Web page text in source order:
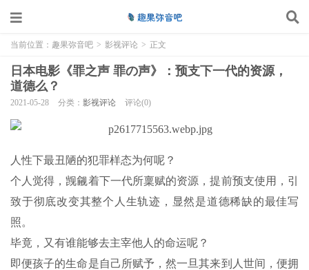
当前位置： 趣果弥音吧 > 影视评论 > 正文
日本电影《罪之声 罪の声》：预支下一代的资源，
道德么？
2021-05-28 分类： 影视评论 评论(0)
人性下最丑陋的犯罪样态为何呢？
个人觉得，觊觎着下一代所稟赋的资源，提前预支使用，引
致于彻底改变其整个人生轨迹，显然是道德稀缺的最佳写
照。
毕竟，又有谁能够去主宰他人的命运呢？
即便孩子的生命是自己所赋予，然一旦其来到人世间，便拥